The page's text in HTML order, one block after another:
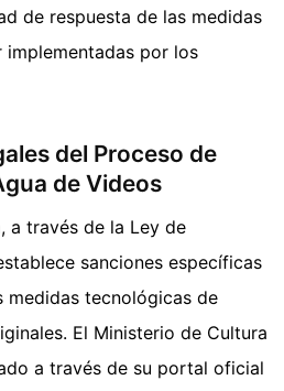
de respuesta de las medidas
por los
del Proceso de
de Videos
a través de la Ley de
sanciones específicas
medidas tecnológicas de
El Ministerio de Cultura
a través de su portal oficial